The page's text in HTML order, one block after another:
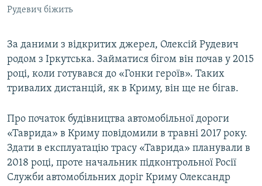
Рудевич біжить
За даними з відкритих джерел, Олексій Рудевич
родом з Іркутська. Займатися бігом він почав у 2015
році, коли готувався до «Гонки героїв». Таких
тривалих дистанцій, як в Криму, він ще не бігав.
Про початок будівництва автомобільної дороги
«Таврида» в Криму повідомили в травні 2017 року.
Здати в експлуатацію трасу «Таврида» планували в
2018 році, проте начальник підконтрольної Росії
Служби автомобільних доріг Криму Олександр